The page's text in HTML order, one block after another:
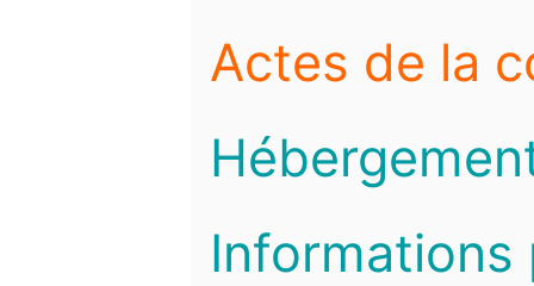
Actes de la
Informations